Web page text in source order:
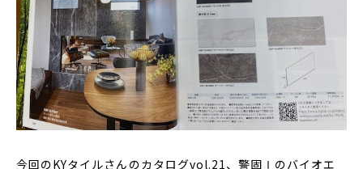
今回のKYタイルさんのカタログvol.21、警固Ⅰのバイオエ